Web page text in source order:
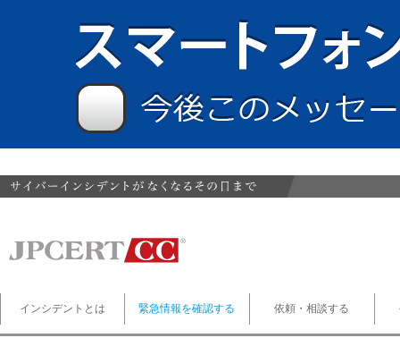
インシデントとは 緊急情報を確認する 依頼・相談する